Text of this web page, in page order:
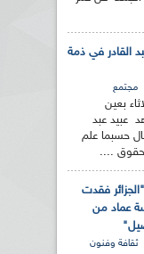
القادر في ذمة
مجتمع
بعين
عبيد عبد
مرض عضال حسبما علم
....
فقدت
عماد من
ثقافة وفنون